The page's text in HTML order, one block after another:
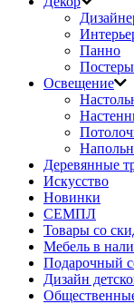
Панно
Постеры
Освещение
Деревянные
Искусство
Новинки
СЕМПЛ
Товары со
Мебель в
Подарочный
Дизайн